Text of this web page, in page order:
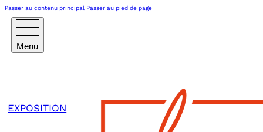
Passer au contenu principal Passer au pied de page
EXPOSITION